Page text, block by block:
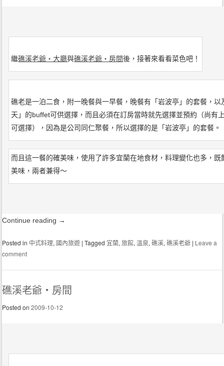
繼礁溪老爺‧大廳與礁溪老爺‧房間後，接著來看看菜色吧！
礁老是一泊二食，附一晚餐與一早餐，晚餐有「岩波亭」的套餐，以
天」的buffet可供選擇，而且必須在訂房當時就先選擇並預約（尚有
可選擇），因為是公司同仁聚餐，所以選擇的是「岩波亭」的套餐。
而且這一餐的確美味，使用了許多宜蘭在地食材，料理變化也多，既
美味，兩者兼得～
Continue reading →
Posted in 中式料理, 國內旅遊 |Tagged 宜蘭,旅館,溫泉,礁溪,礁溪老爺 | Leave a
comment
礁溪老爺‧房間
Posted on2009-10-12